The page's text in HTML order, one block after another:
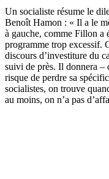
Un socialiste résume le
Benoît Hamon : « Il a le
à gauche, comme Fillon a
programme trop excessif.
discours d’investiture du
suivi de près. Il donnera –
risque de perdre sa
socialistes, on trouve
au moins, on n’a pas